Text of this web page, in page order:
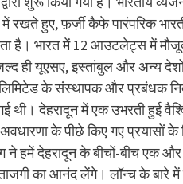
रखते हुए, फ़र्ज़ी कैफे पारंपरिक
है। भारत में 12 आउटलेट्स में
ही यूएसए, इस्तांबुल और अन्य
लिमिटेड के संस्थापक और प्रबंधक
थी। देहरादून में एक उभरती हुई
के पीछे किए गए प्रयासों के
ने हमें देहरादून के बीचों-बीच
का आनंद लेंगे। लॉन्च के